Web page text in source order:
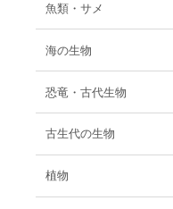
魚類・サメ
海の生物
恐竜・古代生物
古生代の生物
植物